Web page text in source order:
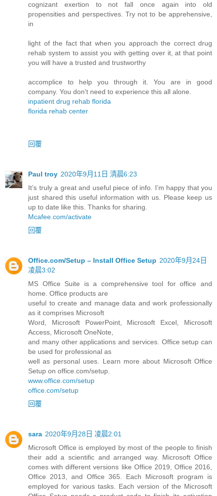
cognizant exertion to not fall once again into old
propensities and perspectives. Try not to be apprehensive,
in
light of the fact that when you approach the correct drug
rehab system to assist you with getting over it, at that point
you will have a trusted and trustworthy
accomplice to help you through it. You are in good
company. You don't need to experience this all alone.
inpatient drug rehab florida
florida rehab center
回覆
Paul troy 2020年9月11日 清晨6:23
It’s truly a great and useful piece of info. I’m happy that you
just shared this useful information with us. Please keep us
up to date like this. Thanks for sharing.
Mcafee.com/activate
回覆
Office.com/Setup – Install Office Setup 2020年9月24日
凌晨3:02
MS Office Suite is a comprehensive tool for office and
home. Office products are
useful to create and manage data and work professionally
as it comprises Microsoft
Word, Microsoft PowerPoint, Microsoft Excel, Microsoft
Access, Microsoft OneNote,
and many other applications and services. Office setup can
be used for professional as
well as personal uses. Learn more about Microsoft Office
Setup on office.com/setup.
www.office.com/setup
office.com/setup
回覆
sara 2020年9月28日 凌晨2:01
Microsoft Office is employed by most of the people to finish
their add a scientific and arranged way. Microsoft Office
comes with different versions like Office 2019, Office 2016,
Office 2013, and Office 365. Each Microsoft program is
employed for various tasks. Each version of the Microsoft